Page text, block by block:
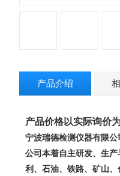
产品介绍
产品价格以实际询价
宁波瑞德检测仪器有限
公司本着自主研发、生
利、石油、铁路、矿山